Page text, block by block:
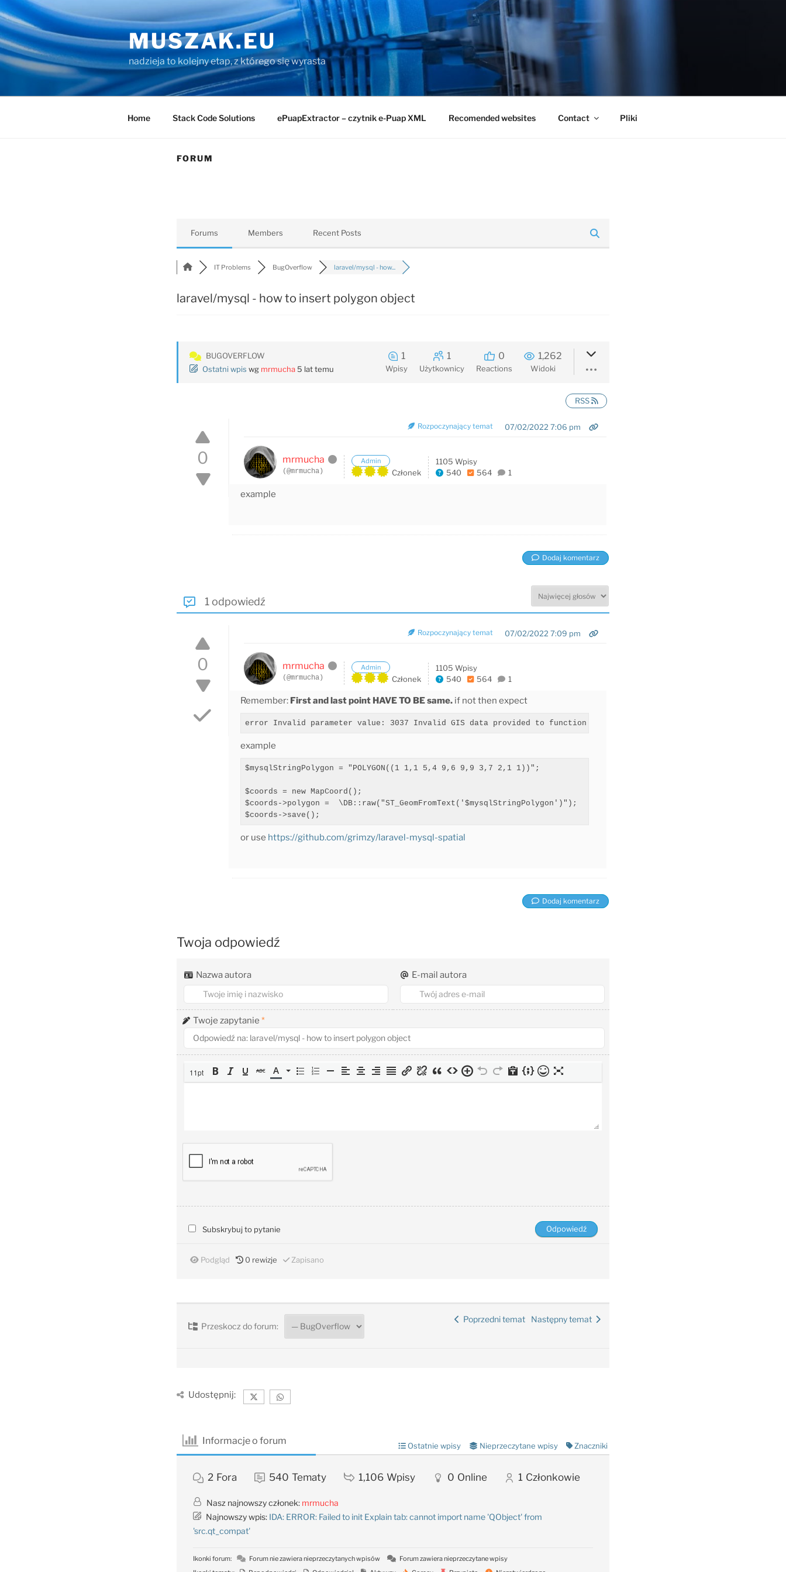
Przejdź
do
treści
MUSZAK.EU
nadzieja to kolejny etap, z którego się wyrasta
Home Stack Code Solutions ePuapExtractor – czytnik e-Puap XML Recomended websites Contact Pliki
FORUM
Forums Members Recent Posts
IT Problems BugOverflow laravel/mysql - how...
laravel/mysql - how to insert polygon object
BUGOVERFLOW
Ostatni wpis wg mrmucha5 lat temu
1
Wpisy
1
Użytkownicy
0
Reactions
1,262
Widoki
RSS
0
07/02/2022 7:06 pm
Rozpoczynający temat
mrmucha
(@mrmucha)
Admin
Członek
1105 Wpisy
540
564 1
example
Dodaj komentarz
1 odpowiedź
0
07/02/2022 7:09 pm
Rozpoczynający temat
mrmucha
(@mrmucha)
Admin
Członek
1105 Wpisy
540
564 1
Remember: First and last point HAVE TO BE same. if not then expect
error Invalid parameter value: 3037 Invalid GIS data provided to function st_geomfromtext
example
$mysqlStringPolygon = "POLYGON((1 1,1 5,4 9,6 9,9 3,7 2,1 1))";
$coords = new MapCoord();
$coords->polygon =  \DB::raw("ST_GeomFromText('$mysqlStringPolygon')");
$coords->save();
or use https://github.com/grimzy/laravel-mysql-spatial
Dodaj komentarz
Twoja odpowiedź
Nazwa autora E-mail autora
Twoje zapytanie *
11pt
Subskrybuj to pytanie
Podgląd 0 rewizje Zapisano
Przeskocz do forum:
Poprzedni temat Następny temat
Udostępnij:
Informacje o forum Ostatnie wpisy Nieprzeczytane wpisy Znaczniki
2 Fora 540 Tematy 1,106 Wpisy 0 Online 1 Członkowie
Nasz najnowszy członek: mrmucha
Najnowszy wpis: IDA: ERROR: Failed to init Explain tab: cannot import name 'QObject' from
'src.qt_compat'
Ikonki forum: Forum nie zawiera nieprzeczytanych wpisów
Forum zawiera nieprzeczytane wpisy